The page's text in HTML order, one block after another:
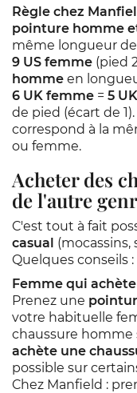
Règle chez
pointure homme
même longueur
9 US femme (pied
homme en
6 UK femme = 5
de pied (écart de 1).
correspond à la
ou femme.
Acheter des
de l'autre
C'est tout à fait
casual (mocassins,
Quelques conseils :
Femme qui
Prenez une
votre habituelle
chaussure homme
achète une
possible sur
Chez Manfield :